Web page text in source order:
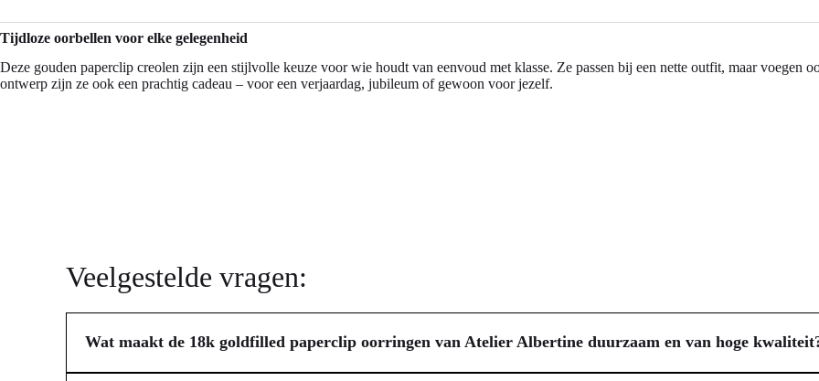
Tijdloze oorbellen voor elke gelegenheid
Deze gouden paperclip creolen zijn een stijlvolle keuze voor wie houdt van eenvoud met klasse. Ze passen bij een nette outfit, maar voegen
ontwerp zijn ze ook een prachtig cadeau – voor een verjaardag, jubileum of gewoon voor jezelf.
Veelgestelde vragen:
Wat maakt de 18k goldfilled paperclip oorringen van Atelier Albertine duurzaam en van hoge
De goldfilled paperclip oorringen van Atelier Albertine onderscheiden zich door het gebruik van 18k goldfilled materiaal. Dit